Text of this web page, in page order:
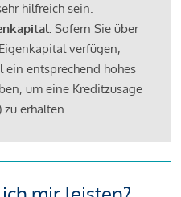
hilfreich sein.
Sofern Sie über
verfügen,
ein entsprechend hohes
um eine Kreditzusage
erhalten.